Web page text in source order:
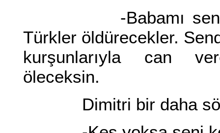
-Babamı sen
Türkler öldürecekler.
kurşunlarıyla can
öleceksin.
Dimitri bir daha